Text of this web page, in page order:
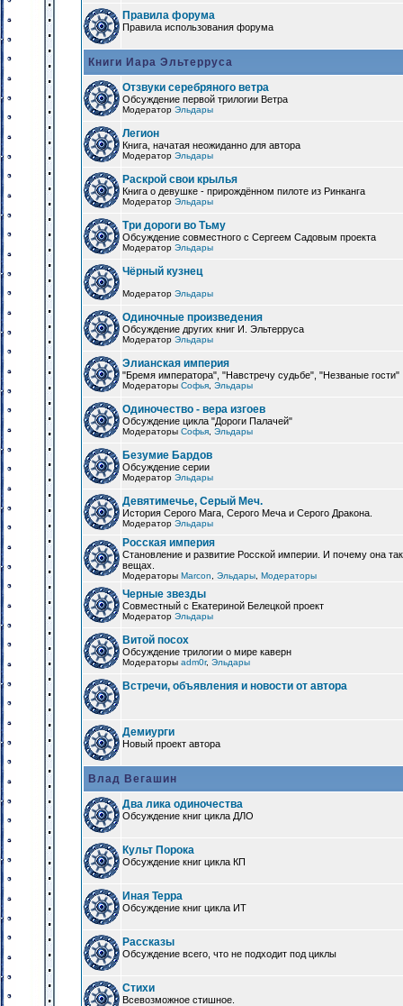
Правила форума
Правила использования форума
Книги Иара Эльтерруса
Отзвуки серебряного ветра
Обсуждение первой трилогии Ветра
Модератор Эльдары
Легион
Книга, начатая неожиданно для автора
Модератор Эльдары
Раскрой свои крылья
Книга о девушке - прирождённом пилоте из Ринканга
Модератор Эльдары
Три дороги во Тьму
Обсуждение совместного с Сергеем Садовым проекта
Модератор Эльдары
Чёрный кузнец
Модератор Эльдары
Одиночные произведения
Обсуждение других книг И. Эльтерруса
Модератор Эльдары
Элианская империя
"Бремя императора", "Навстречу судьбе", "Незваные гости"
Модераторы Софья Эльдары
Одиночество - вера изгоев
Обсуждение цикла "Дороги Палачей"
Модераторы Софья Эльдары
Безумие Бардов
Обсуждение серии
Модератор Эльдары
Девятимечье, Серый Меч.
История Серого Мага, Серого Меча и Серого Дракона.
Модератор Эльдары
Росская империя
Становление и развитие Росской империи. И почему она
вещах.
Модераторы Marcon Эльдары Модераторы
Черные звезды
Совместный с Екатериной Белецкой проект
Модератор Эльдары
Витой посох
Обсуждение трилогии о мире каверн
Модераторы adm0r, Эльдары
Встречи, объявления и новости от автора
Демиурги
Новый проект автора
Влад Вегашин
Два лика одиночества
Обсуждение книг цикла ДЛО
Культ Порока
Обсуждение книг цикла КП
Иная Терра
Обсуждение книг цикла ИТ
Рассказы
Обсуждение всего, что не подходит под циклы
Стихи
Всевозможное стишное.